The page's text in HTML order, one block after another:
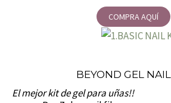
COMPRA AQUÍ
BEYOND GEL
El mejor kit de gel para uñas!!